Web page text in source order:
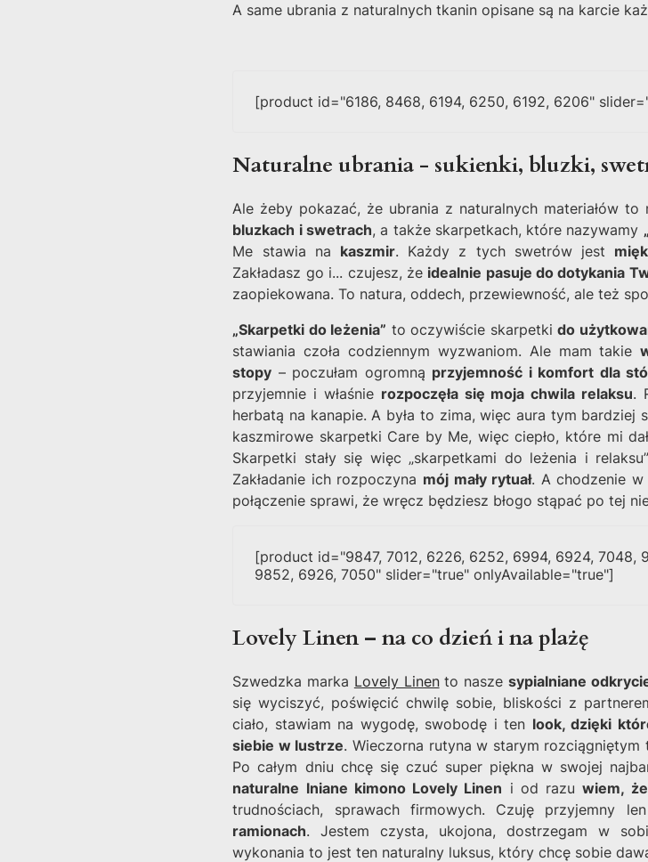
A same ubrania z naturalnych tkanin opisane są na karcie
[product id="6186, 8468, 6194, 6250, 6192, 6206"
Naturalne ubrania - sukienki, bluzki,
Ale żeby pokazać, że ubrania z naturalnych materiałów
bluzkach i swetrach, a także skarpetkach, które nazywamy
Me stawia na kaszmir. Każdy z tych swetrów jest
Zakładasz go i... czujesz, że idealnie pasuje do dotykania
zaopiekowana. To natura, oddech, przewiewność, ale też
„Skarpetki do leżenia” to oczywiście skarpetkido
stawiania czoła codziennym wyzwaniom. Ale mam takie
stopy – poczułam ogromną przyjemność i komfort dla
przyjemnie i właśnie rozpoczęła się moja chwila relaksu.
herbatą na kanapie. A była to zima, więc aura tym bardziej
kaszmirowe skarpetki Care by Me, więc ciepło, które mi
Skarpetki stały się więc „skarpetkami do leżenia i
Zakładanie ich rozpoczyna mój mały rytuał. A chodzenie
połączenie sprawi, że wręcz będziesz błogo stąpać po tej
[product id="9847, 7012, 6226, 6252, 6994, 6924, 7048,
9852, 6926, 7050" slider="true" onlyAvailable="true"]
Lovely Linen – na co dzień i na plażę
Szwedzka marka Lovely Linento nasze sypialniane
się wyciszyć, poświęcić chwilę sobie, bliskości z
ciało, stawiam na wygodę, swobodę i ten look, dzięki
siebie w lustrze. Wieczorna rutyna w starym
Po całym dniu chcę się czuć super piękna w swojej
naturalne lniane kimono Lovely Linen i od razuwiem,
trudnościach, sprawach firmowych. Czuję przyjemny
ramionach. Jestem czysta, ukojona, dostrzegam w
wykonania to jest ten naturalny luksus, który chcę sobie